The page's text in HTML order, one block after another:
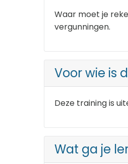
Waar moet je
vergunningen.
Voor wie is
Deze training is
Wat ga je